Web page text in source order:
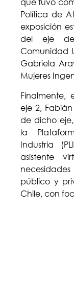
que tuvo
Política de
exposición
del eje de
Comunidad
Gabriela
Mujeres
eje 2,
de dicho eje,
la
Industria
asistente
público y
Chile, con